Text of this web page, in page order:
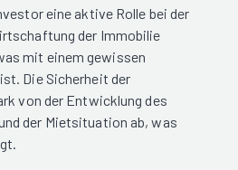
eine aktive Rolle bei der
der Immobilie
mit einem gewissen
Die Sicherheit der
von der Entwicklung des
der Mietsituation ab, was